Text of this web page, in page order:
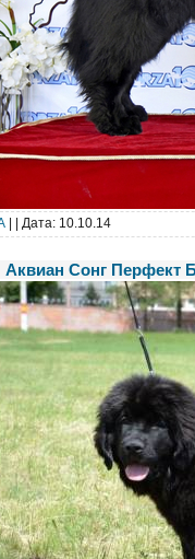
| | Дата: 10.10.14
Аквиан Сонг Перфект